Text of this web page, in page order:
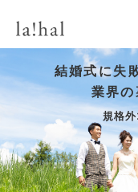
結婚式に失
業界
規格